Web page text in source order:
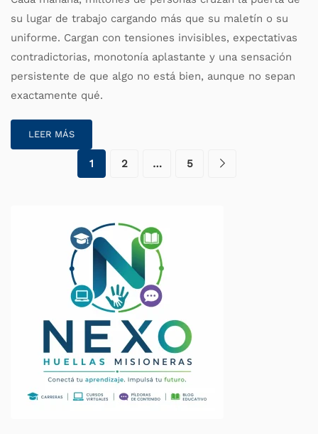
su lugar de trabajo cargando más que su maletín o su
uniforme. Cargan con tensiones invisibles, expectativas
contradictorias, monotonía aplastante y una sensación
persistente de que algo no está bien, aunque no sepan
exactamente qué.
LEER MÁS
1 2 … 5